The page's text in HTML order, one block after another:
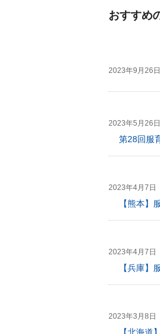
おすすめ
2023年9月26日
2023年5月26日
第28回服
2023年4月7日
【熊本
2023年4月7日
【兵庫
2023年3月8日